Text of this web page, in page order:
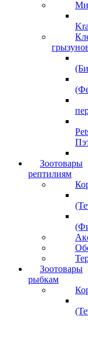
Зоотовары
рептилиям
Зоотовары
рыбкам